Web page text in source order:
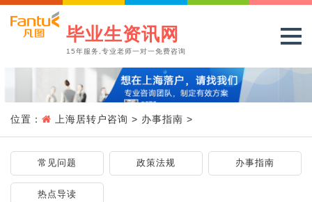
毕业生资讯网
15年服务,专业老师一对一免费咨询
位置： 上海居转户咨询 > 办事指南 >
常见问题 政策法规 办事指南
热点导读